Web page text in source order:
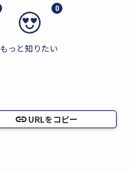
0
もっと知りたい
URLをコピー